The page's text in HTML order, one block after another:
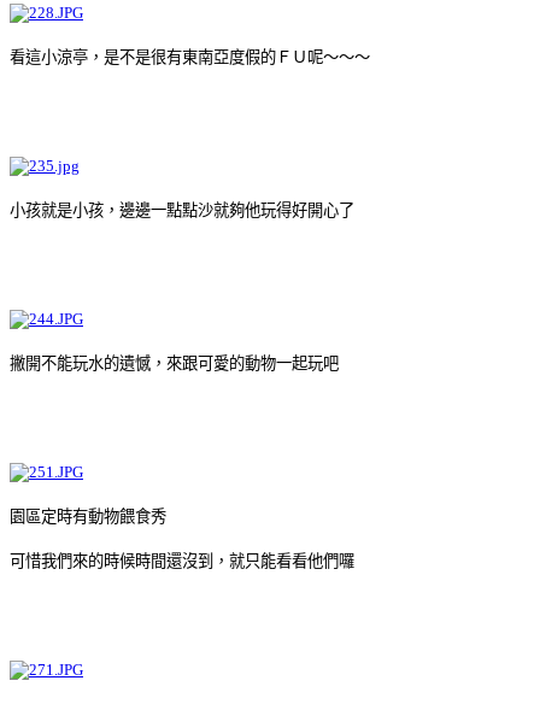
看這小涼亭，是不是很有東南亞度假的ＦＵ呢～～～
小孩就是小孩，邊邊一點點沙就夠他玩得好開心了
撇開不能玩水的遺憾，來跟可愛的動物一起玩吧
園區定時有動物餵食秀
可惜我們來的時候時間還沒到，就只能看看他們囉